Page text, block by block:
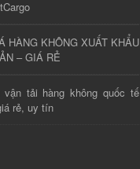
HÀNG KHÔNG XUẤT KHẨU
– GIÁ RẺ
vận tải hàng không quốc tế
rẻ, uy tín